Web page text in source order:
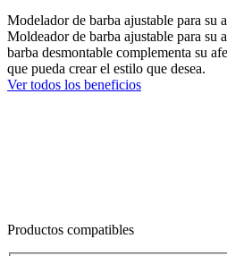
Modelador de barba ajustable para su
Moldeador de barba ajustable para su
barba desmontable complementa su
que pueda crear el estilo que desea.
Ver todos los beneficios
Productos compatibles